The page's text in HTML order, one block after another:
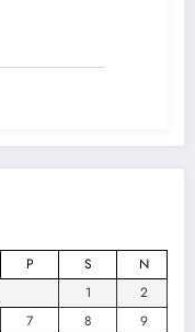
P S
N
1
2
7 8
9